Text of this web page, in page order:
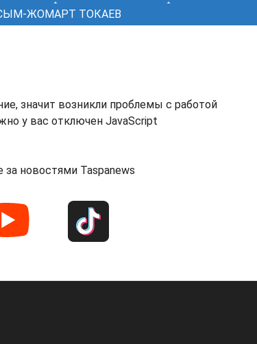
ЖОМАРТ ТОКАЕВ
значит возникли проблемы с работой
у вас отключен JavaScript
за новостями Taspanews